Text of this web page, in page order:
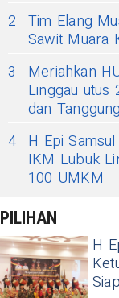
2 Tim Elang
Sawit Muara
3
Meriahkan
Linggau utus
dan
4 H Epi
IKM Lubuk
100 UMKM
PILIHAN
H